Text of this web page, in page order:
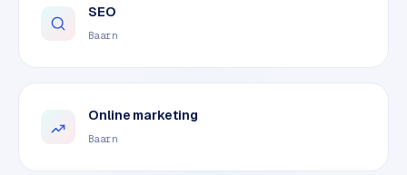
o
k
SEO
Baarn
Online marketing
Baarn